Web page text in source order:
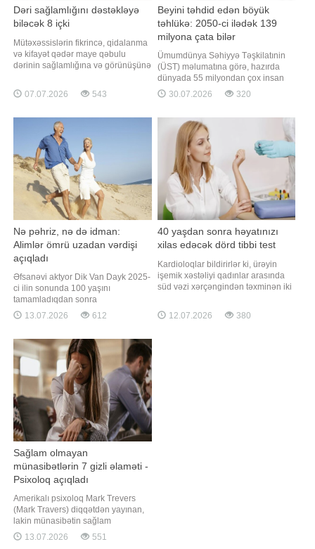
Dəri sağlamlığını dəstəkləyə
biləcək 8 içki
Mütəxəssislərin fikrincə, qidalanma
və kifayət qədər maye qəbulu
dərinin sağlamlığına və görünüşünə
faydalı qida maddələri ilə zəngin
bəzi içkilər iltihabın azalmasına,
dəstəklənməsinə və dərinin
elastikliyinin qorunmasına kömək
edə bilər. Qaynarinf
07.07.2026 543
Beyini təhdid edən böyük
təhlükə: 2050-ci ilədək 139
milyona çata bilər
Ümumdünya Səhiyyə Təşkilatınin
(ÜST) məlumatına görə, hazırda
dünyada 55 milyondan çox insan
demansiyadan əziyyət çəkir.
Əhalinin yaşlanması ilə əlaqədar bu
milyona yüksələcəyi
proqnozlaşdırılır. Qaynarinfo xəbər
verir ki, demansiya yalnız
unutqanlıqla məhdudlaşmır. B
30.07.2026 320
Nə pəhriz, nə də idman:
Alimlər ömrü uzadan vərdişi
açıqladı
Əfsanəvi aktyor Dik Van Dayk 2025-
ci ilin sonunda 100 yaşını
tamamladıqdan sonra
uzunömürlülüyünün əsas
sirlərindən birini bölüşüb. Maraqlıdır
araşdırmalarla da təsdiqlənib.
Qaynarinfo-nun "ScienceAlert" nəşri
istinadən məlumatına görə, aktyor
bildirib ki
13.07.2026 612
40 yaşdan sonra həyatınızı
xilas edəcək dörd tibbi test
Kardioloqlar bildirirlər ki, ürəyin
işemik xəstəliyi qadınlar arasında
süd vəzi xərçəngindən təxminən iki
mediaya istinadən xəbər verir ki,
buna baxmayaraq, bir çox qadın ilk
12.07.2026 380
Sağlam olmayan
münasibətlərin 7 gizli əlaməti -
Psixoloq açıqladı
Amerikalı psixoloq Mark Trevers
(Mark Travers) diqqətdən yayınan,
lakin münasibətin sağlam
olmadığını göstərən yeddi əsas
əlaməti sadalayıb. Qaynarinfo-nun
13.07.2026 551